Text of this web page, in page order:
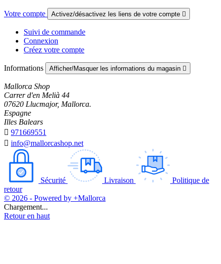
Votre compte Activez/désactivez les liens de votre compte 
Suivi de commande
Connexion
Créez votre compte
Informations Afficher/Masquer les informations du magasin 
Mallorca Shop
Carrer d'en Melià 44
07620 Llucmajor, Mallorca.
Espagne
Illes Balears
 971669551
 info@mallorcashop.net
Sécurité Livraison
Politique de
retour
© 2026 - Powered by +Mallorca
Chargement...
Retour en haut